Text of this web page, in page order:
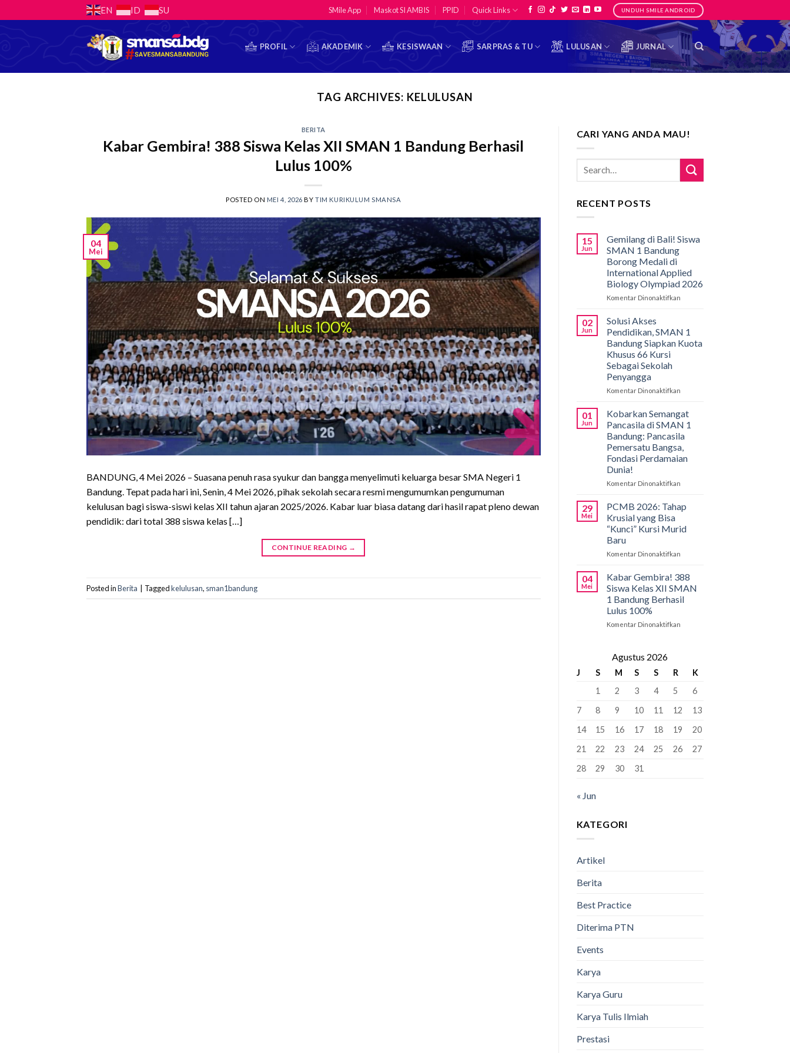
to
EN ID SU SMile App Maskot SI AMBIS PPID Quick Links UNDUH SMILE ANDROID
PROFIL AKADEMIK KESISWAAN SARPRAS & TU LULUSAN JURNAL
TAG ARCHIVES: KELULUSAN
BERITA
Kabar Gembira! 388 Siswa Kelas XII SMAN 1 Bandung Berhasil
Lulus 100%
POSTED ON MEI 4, 2026 BYTIM KURIKULUM SMANSA
04
Mei
BANDUNG, 4 Mei 2026 – Suasana penuh rasa syukur dan bangga menyelimuti keluarga besar SMA Negeri 1
Bandung. Tepat pada hari ini, Senin, 4 Mei 2026, pihak sekolah secara resmi mengumumkan pengumuman
kelulusan bagi siswa-siswi kelas XII tahun ajaran 2025/2026. Kabar luar biasa datang dari hasil rapat pleno dewan
pendidik: dari total 388 siswa kelas […]
CONTINUE READING →
Posted inBerita Taggedkelulusan, sman1bandung
CARI YANG ANDA MAU!
RECENT POSTS
15
Jun
Gemilang di Bali! Siswa
SMAN 1 Bandung
Borong Medali di
International Applied
Biology Olympiad 2026
Komentar Dinonaktifkan
Bali!
Siswa
SMAN
Applied
Biology
Olympiad
2026
02
Jun
Solusi Akses
Pendidikan, SMAN 1
Bandung Siapkan Kuota
Khusus 66 Kursi
Sebagai Sekolah
Penyangga
Komentar Dinonaktifkan
Akses
Pendidikan,
SMAN
1
Bandung
Siapkan
Sebagai
Penyangga
01
Jun
Kobarkan Semangat
Pancasila di SMAN 1
Bandung: Pancasila
Pemersatu Bangsa,
Fondasi Perdamaian
Dunia!
Komentar Dinonaktifkan
Pancasila
SMAN
Pemersatu
Fondasi
Perdamaian
29
Mei
PCMB 2026: Tahap
Krusial yang Bisa
“Kunci” Kursi Murid
Baru
Komentar Dinonaktifkan
2026:
Tahap
Krusial
yang
04
Mei
Kabar Gembira! 388
Siswa Kelas XII SMAN
1 Bandung Berhasil
Lulus 100%
Komentar Dinonaktifkan
Kelas
SMAN
Bandung
Lulus
100%
Agustus 2026
J S M S S R
K
1
2 3 4 5
6
7
8 9 10 11 12
13
14
15 16 17 18 19
20
21
22 23 24 25 26
27
28
29 30 31
« Jun
KATEGORI
Artikel
Berita
Best Practice
Diterima PTN
Events
Karya
Karya Guru
Karya Tulis Ilmiah
Prestasi